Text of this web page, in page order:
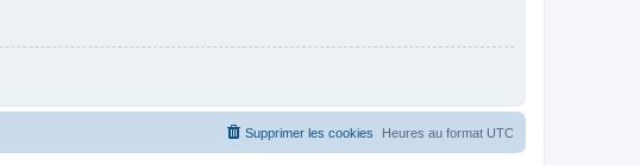
Heures au format UTC
Supprimer les cookies